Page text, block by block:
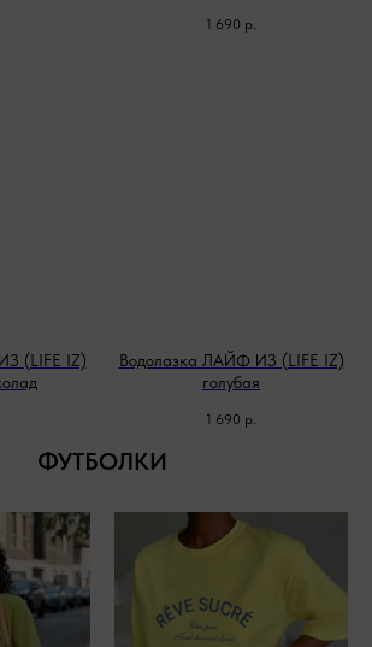
1 690 р.
(LIFE IZ)
Водолазка ЛАЙФ ИЗ (LIFE IZ)
голубая
1 690 р.
ФУТБОЛКИ